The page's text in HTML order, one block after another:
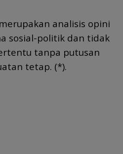
analisis opini
sosial-politik dan tidak
tanpa putusan
tetap. (*).